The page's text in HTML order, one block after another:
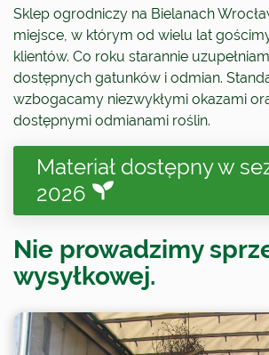
Sklep ogrodniczy na Bielanach
miejsce, w którym od wielu lat
klientów. Co roku starannie
dostępnych gatunków i odmian.
wzbogacamy niezwykłymi okazami
dostępnymi odmianami roślin.
Materiał dostępny w
2026
Nie prowadzimy
wysyłkowej.